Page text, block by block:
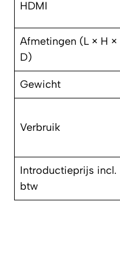
HDMI
Afmetingen (L × H ×
D)
Gewicht
Verbruik
Introductieprijs incl.
btw